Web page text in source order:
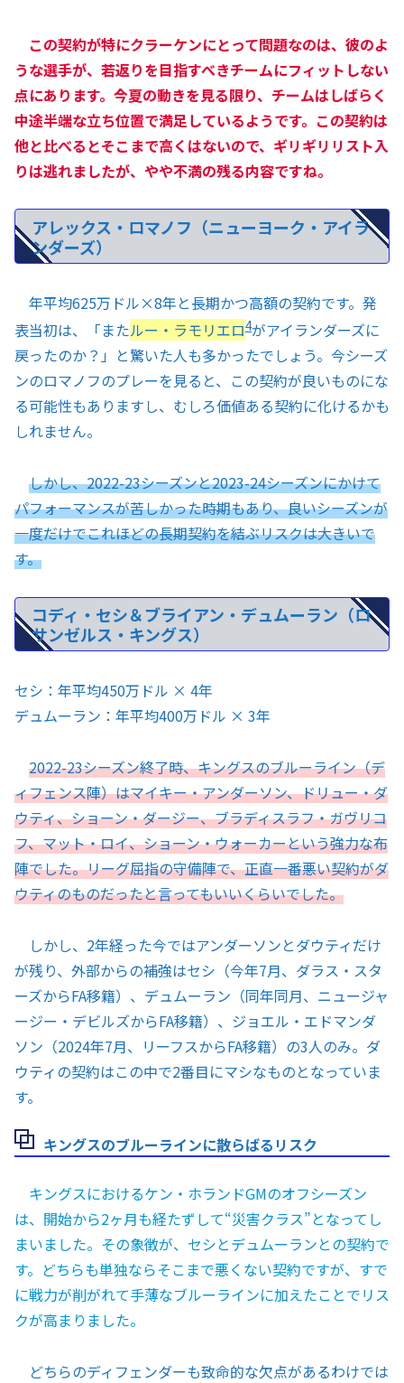
この契約が特にクラーケンにとって問題なのは、彼のよ
うな選手が、若返りを目指すべきチームにフィットしない
点にあります。今夏の動きを見る限り、チームはしばらく
中途半端な立ち位置で満足しているようです。この契約は
他と比べるとそこまで高くはないので、ギリギリリスト入
りは逃れましたが、やや不満の残る内容ですね。
アレックス・ロマノフ（ニューヨーク・アイラ
ンダーズ）
年平均625万ドル×8年と長期かつ高額の契約です。発
表当初は、「またルー・ラモリエロ4がアイランダーズに
戻ったのか？」と驚いた人も多かったでしょう。今シーズ
ンのロマノフのプレーを見ると、この契約が良いものにな
る可能性もありますし、むしろ価値ある契約に化けるかも
しれません。
しかし、2022-23シーズンと2023-24シーズンにかけて
パフォーマンスが苦しかった時期もあり、良いシーズンが
一度だけでこれほどの長期契約を結ぶリスクは大きいで
す。
コディ・セシ＆ブライアン・デュムーラン（ロ
サンゼルス・キングス）
セシ：年平均450万ドル × 4年
デュムーラン：年平均400万ドル × 3年
2022-23シーズン終了時、キングスのブルーライン（デ
ィフェンス陣）はマイキー・アンダーソン、ドリュー・ダ
ウティ、ショーン・ダージー、ブラディスラフ・ガヴリコ
フ、マット・ロイ、ショーン・ウォーカーという強力な布
陣でした。リーグ屈指の守備陣で、正直一番悪い契約がダ
ウティのものだったと言ってもいいくらいでした。
しかし、2年経った今ではアンダーソンとダウティだけ
が残り、外部からの補強はセシ（今年7月、ダラス・スタ
ーズからFA移籍）、デュムーラン（同年同月、ニュージャ
ージー・デビルズからFA移籍）、ジョエル・エドマンダ
ソン（2024年7月、リーフスからFA移籍）の3人のみ。ダ
ウティの契約はこの中で2番目にマシなものとなっていま
す。
キングスのブルーラインに散らばるリスク
キングスにおけるケン・ホランドGMのオフシーズン
は、開始から2ヶ月も経たずして“災害クラス”となってし
まいました。その象徴が、セシとデュムーランとの契約で
す。どちらも単独ならそこまで悪くない契約ですが、すで
に戦力が削がれて手薄なブルーラインに加えたことでリス
クが高まりました。
どちらのディフェンダーも致命的な欠点があるわけでは